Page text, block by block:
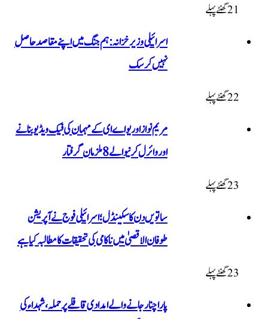
21 گھنٹےپہلے
اسرائیلی وزیر خزانہ: ہم جنگ میں اپنے مقاصد حاصل
نہیں کر سک
22 گھنٹےپہلے
مریم نواز اور یو اے ای کے مہمان کی فیک ویڈیو بنانے
اور وائرل کرنیوالے 8 ملزمان گرفتار
23 گھنٹےپہلے
ساتویں دن کا سکینڈل؛ اسرائیلی فوج نے آپریشن
طوفان الاقصیٰ میں ناکامی کی تحقیقات کا مطالبہ کیا ہے
23 گھنٹےپہلے
پاراچنار جانے والے امدادی قافلے پر حملہ، شہداء کی